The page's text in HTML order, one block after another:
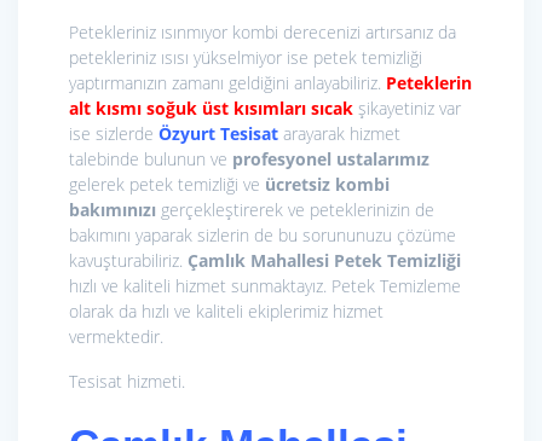
Petekleriniz ısınmıyor kombi derecenizi artırsanız da
petekleriniz ısısı yükselmiyor ise petek temizliği
yaptırmanızın zamanı geldiğini anlayabiliriz. Peteklerin
alt kısmı soğuk üst kısımları sıcak şikayetiniz var
ise sizlerde Özyurt Tesisat arayarak hizmet
talebinde bulunun ve profesyonel ustalarımız
gelerek petek temizliği ve ücretsiz kombi
bakımınızı gerçekleştirerek ve peteklerinizin de
bakımını yaparak sizlerin de bu sorununuzu çözüme
kavuşturabiliriz. Çamlık Mahallesi Petek Temizliği
hızlı ve kaliteli hizmet sunmaktayız. Petek Temizleme
olarak da hızlı ve kaliteli ekiplerimiz hizmet
vermektedir.
Tesisat hizmeti.